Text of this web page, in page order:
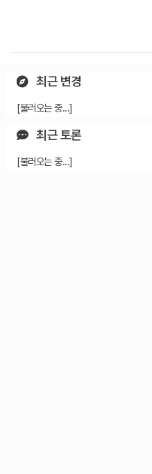
최근 변경
[불러오는 중...]
최근 토론
[불러오는 중...]